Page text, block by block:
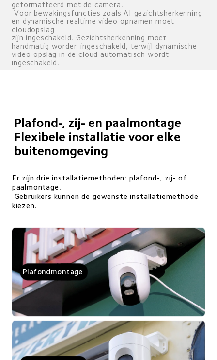
geformatteerd met de camera.
Voor bewakingsfuncties zoals AI-gezichtsherkenning
en dynamische realtime video-opnamen moet
cloudopslag
zijn ingeschakeld. Gezichtsherkenning moet
handmatig worden ingeschakeld, terwijl dynamische
video-opslag in de cloud automatisch wordt
ingeschakeld.
Plafond-, zij- en paalmontage
Flexibele installatie voor elke
buitenomgeving
Er zijn drie installatiemethoden: plafond-, zij- of
paalmontage.
kiezen.
Plafondmontage